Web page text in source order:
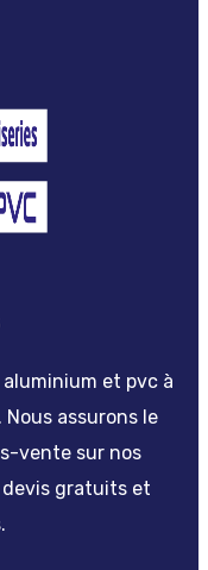
et pvc à
assurons le
vente sur nos
gratuits et